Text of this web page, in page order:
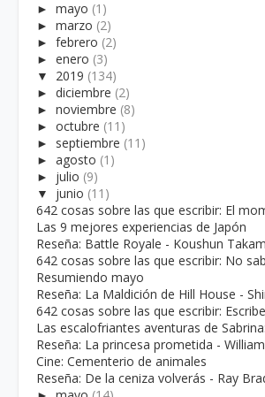
► mayo (1)
► marzo (2)
► febrero (2)
► enero (3)
▼
2019 (134)
► diciembre (2)
► noviembre (8)
► octubre (11)
► septiembre (11)
► agosto (1)
► julio (9)
▼
junio (11)
642 cosas sobre las que escribir: El
Las 9 mejores experiencias de Japón
Reseña: Battle Royale - Koushun
642 cosas sobre las que escribir: No
Resumiendo mayo
Reseña: La Maldición de Hill House -
642 cosas sobre las que escribir:
Las escalofriantes aventuras de
Reseña: La princesa prometida -
Cine: Cementerio de animales
Reseña: De la ceniza volverás - Ray